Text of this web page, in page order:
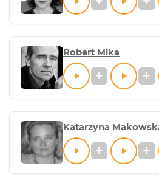
Robert Mika
Katarzyna